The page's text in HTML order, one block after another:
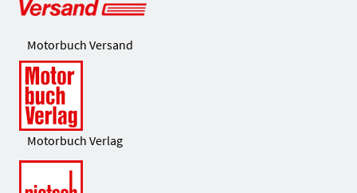
Motorbuch Versand
Motorbuch Verlag